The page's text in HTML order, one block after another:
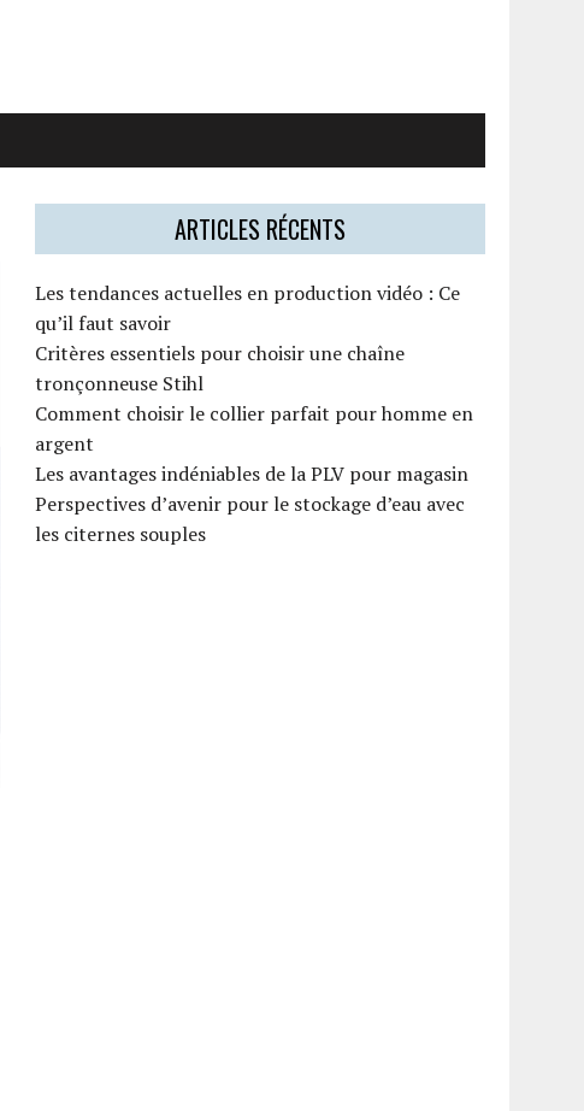
ARTICLES RÉCENTS
Les tendances actuelles en production vidéo : Ce
qu’il faut savoir
Critères essentiels pour choisir une chaîne
tronçonneuse Stihl
Comment choisir le collier parfait pour homme en
argent
Les avantages indéniables de la PLV pour magasin
Perspectives d’avenir pour le stockage d’eau avec
les citernes souples